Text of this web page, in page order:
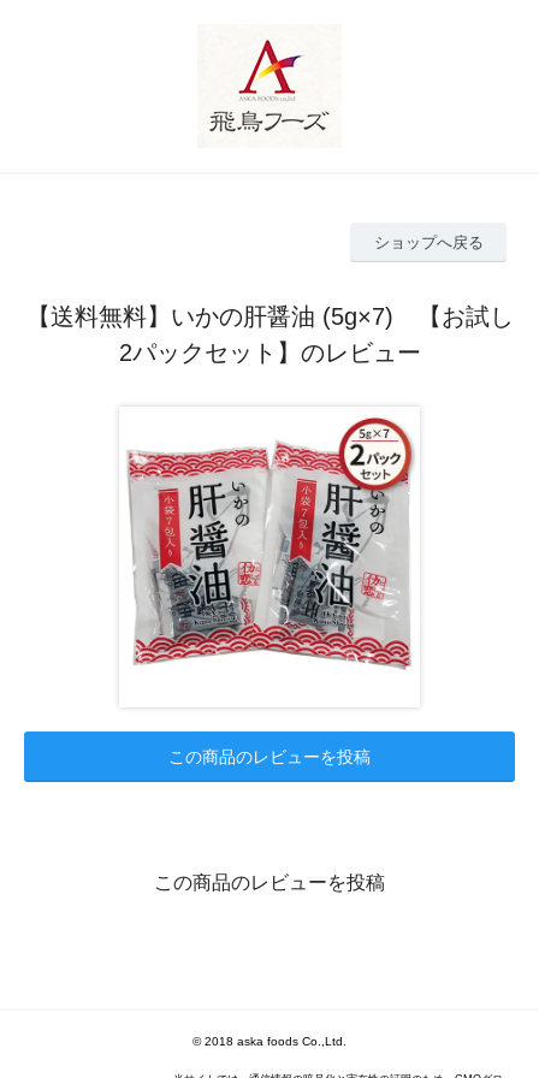
ショップへ戻る
【送料無料】いかの肝醤油 (5g×7) 【お試し
2パックセット】のレビュー
この商品のレビューを投稿
この商品のレビューを投稿
© 2018 aska foods Co.,Ltd.